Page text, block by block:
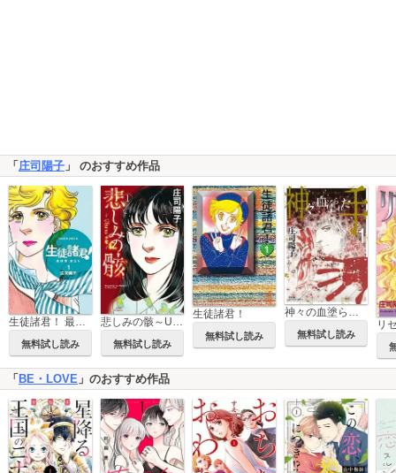
「 庄司陽子 」 のおすすめ作品
生徒諸君！ 最終章・旅立ち
無料試し読み 無料試し読み
生徒諸君！
無料試し読み
神々の血塗られた手
無料試し読み
リ
「BE・LOVE 」のおすすめ作品